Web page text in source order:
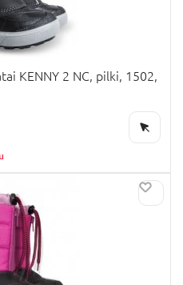
KENNY 2 NC, pilki, 1502,